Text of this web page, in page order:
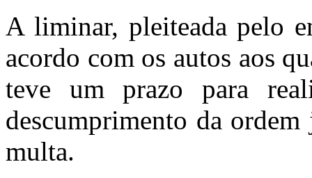
A liminar, pleiteada pelo
acordo com os autos aos
teve um prazo para
descumprimento da
multa.